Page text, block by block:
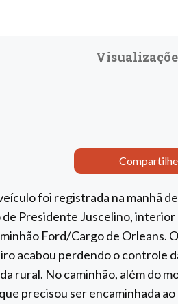
foi registrada na manhã
Presidente Juscelino, interior
Ford/Cargo de Orleans.
acabou perdendo o controle
rural. No caminhão, além do
precisou ser encaminhada